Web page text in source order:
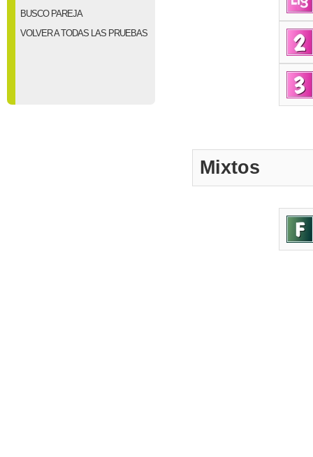
BUSCO PAREJA
VOLVER A TODAS LAS PRUEBAS
Mixtos